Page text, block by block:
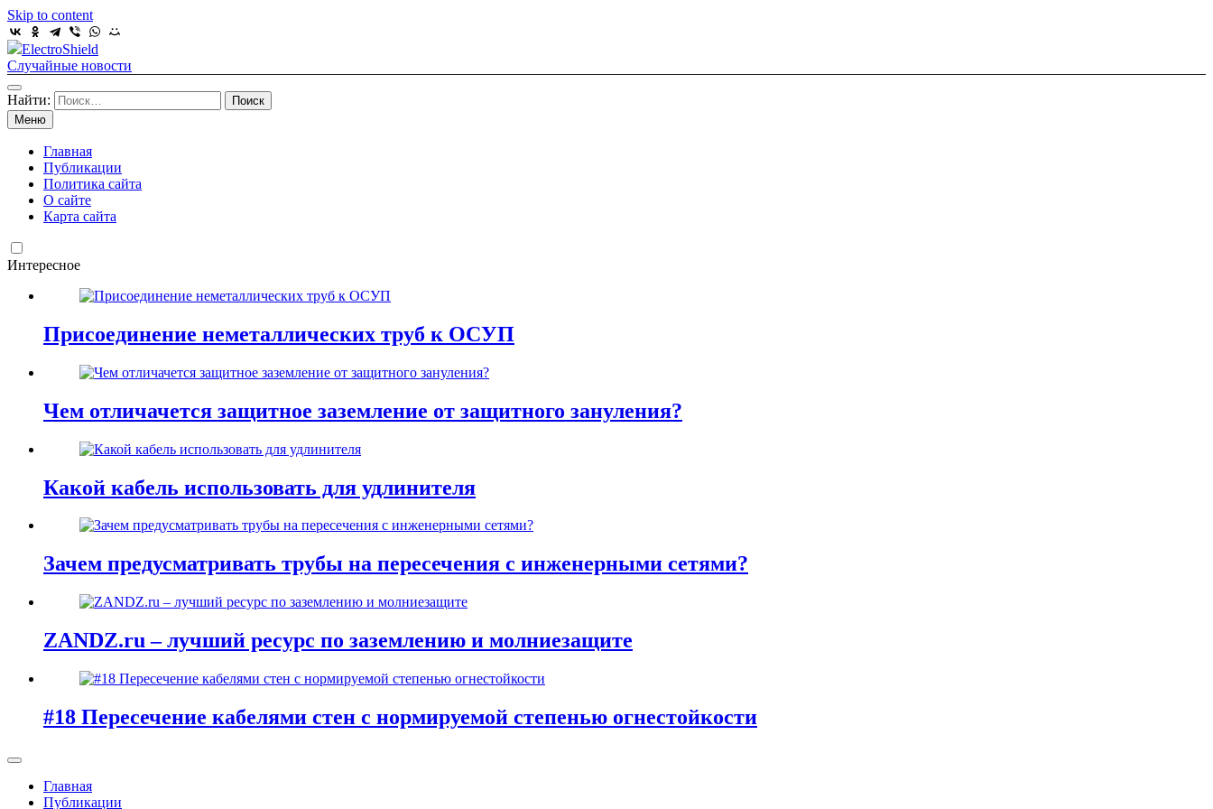
Skip to content
ElectroShield
Случайные новости
Найти:
Меню
Главная
Публикации
Политика сайта
О сайте
Карта сайта
Интересное
Присоединение неметаллических труб к ОСУП
Чем отличачется защитное заземление от защитного зануления?
Какой кабель использовать для удлинителя
Зачем предусматривать трубы на пересечения с инженерными сетями?
ZANDZ.ru – лучший ресурс по заземлению и молниезащите
#18 Пересечение кабелями стен с нормируемой степенью огнестойкости
Главная
Публикации